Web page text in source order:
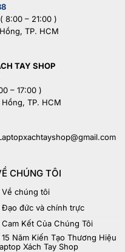
8:00 – 21:00 )
TP. HCM
TAY SHOP
– 17:00 )
TP. HCM
CHÚNG TÔI
Về chúng tôi
Đạo đức và chính trực
Cam Kết Của Chúng Tôi
15 Năm Kiến Tạo Thương Hiệu
Xách Tay Shop